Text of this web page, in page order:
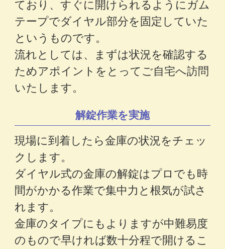
ており、すぐに開けられるようにガム
テープでダイヤル部分を固定していた
というものです。
流れとしては、まずは状況を確認する
ためアポイントをとってご自宅へ訪問
いたします。
解錠作業を実施
現場に到着したら金庫の状況をチェッ
クします。
ダイヤル式の金庫の解錠はプロでも時
間がかかる作業で集中力と根気が試さ
れます。
金庫のタイプにもよりますが中難易度
のもので早ければ数十分程で開けるこ